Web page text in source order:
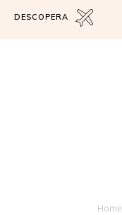
DESCOPERA
Home